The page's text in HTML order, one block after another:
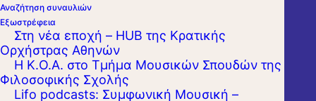
Αναζήτηση συναυλιών
Εξωστρέφεια
Στη νέα εποχή – HUB της Κρατικής
Ορχήστρας Αθηνών
Η Κ.Ο.Α. στο Τμήμα Μουσικών Σπουδών της
Φιλοσοφικής Σχολής
Lifo podcasts: Συμφωνική Μουσική –
ΜΕΓΑΡΟ ΜΟΥΣΙΚΗΣ ΑΘΗΝΩΝ
Αίθουσα Χρήστος Λαμπράκης